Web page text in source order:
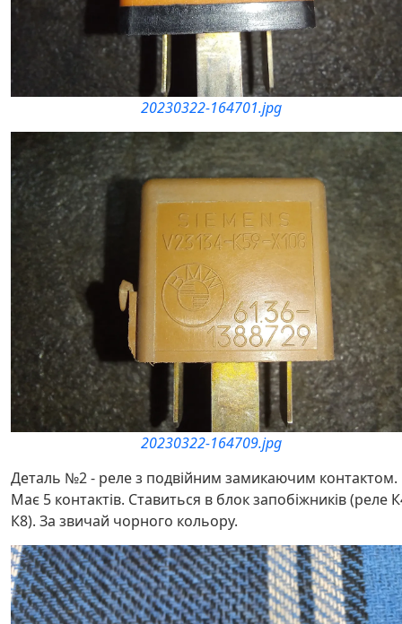
20230322-164701.jpg
20230322-164709.jpg
Деталь №2 - реле з подвійним замикаючим контактом.
Має 5 контактів. Ставиться в блок запобіжників (реле
К8). За звичай чорного кольору.